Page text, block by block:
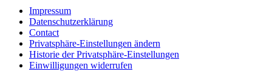
Impressum
Datenschutzerklärung
Contact
Privatsphäre-Einstellungen ändern
Historie der Privatsphäre-Einstellungen
Einwilligungen widerrufen